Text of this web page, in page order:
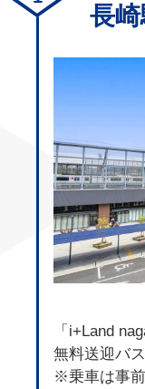
長
「i+Land
無料送迎バ
※乗車は事